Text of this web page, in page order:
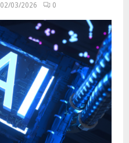
02/03/2026 0